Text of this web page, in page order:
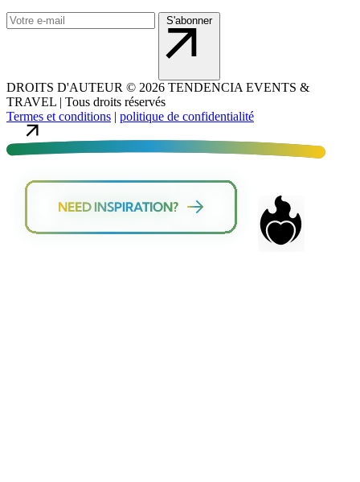
S'abonner
DROITS D'AUTEUR © 2026 TENDENCIA EVENTS &
TRAVEL | Tous droits réservés
Termes et conditions | politique de confidentialité